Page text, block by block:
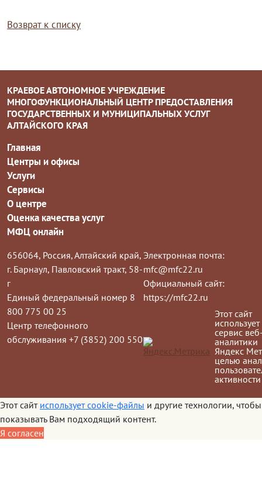
Возврат к списку
КРАЕВОЕ АВТОНОМНОЕ УЧРЕЖДЕНИЕ
МНОГОФУНКЦИОНАЛЬНЫЙ ЦЕНТР ПРЕДОСТАВЛЕНИЯ
ГОСУДАРСТВЕННЫХ И МУНИЦИПАЛЬНЫХ УСЛУГ
АЛТАЙСКОГО КРАЯ
Главная
Центры и офисы
Услуги
Сервисы
О центре
Оценка качества услуг
МФЦ онлайн
656064, Россия, Алтайский край,
г. Барнаул, Павловский тракт, 58-
г
Единый федеральный номер 8
800 775 00 25
Центр телефонного
обслуживания +7 (3852) 200 550
Электронная почта:
mfc@mfc22.ru
Официальный сайт:
https://mfc22.ru
Этот сайт
использует
сервис
аналитики
Яндекс
целью
активности
Этот сайт использует cookie-файлы и другие технологии, чтобы
показывать Вам подходящий контент.
Я согласен